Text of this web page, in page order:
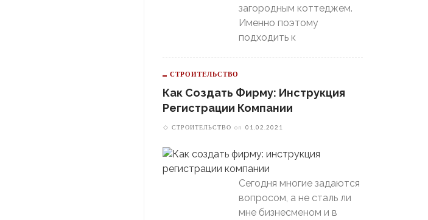
загородным коттеджем.
Именно поэтому
подходить к
СТРОИТЕЛЬСТВО
Как Создать Фирму: Инструкция
Регистрации Компании
СТРОИТЕЛЬСТВО on 01.02.2021
Сегодня многие задаются
вопросом, а не сталь ли
мне бизнесменом и в